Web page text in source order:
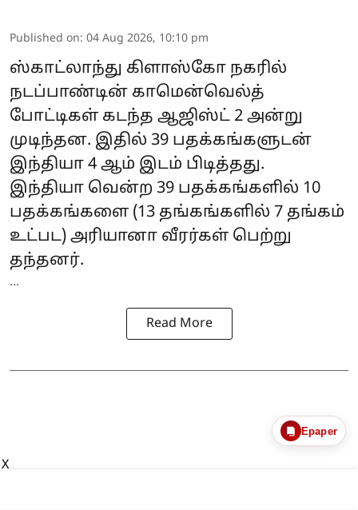
Published on: 04 Aug 2026, 10:10 pm
ஸ்காட்லாந்து கிளாஸ்கோ நகரில்
நடப்பாண்டின் காமென்வெல்த்
போட்டிகள் கடந்த ஆஜிஸ்ட் 2 அன்று
முடிந்தன. இதில் 39 பதக்கங்களுடன்
இந்தியா 4 ஆம் இடம் பிடித்தது.
இந்தியா வென்ற 39 பதக்கங்களில் 10
பதக்கங்களை (13 தங்கங்களில் 7 தங்கம்
உட்பட) அரியானா வீரர்கள் பெற்று
தந்தனர்.
...
Read More
Epaper
X